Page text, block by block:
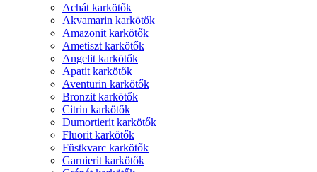
Achát karkötők
Akvamarin karkötők
Amazonit karkötők
Ametiszt karkötők
Angelit karkötők
Apatit karkötők
Aventurin karkötők
Bronzit karkötők
Citrin karkötők
Dumortierit karkötők
Fluorit karkötők
Füstkvarc karkötők
Garnierit karkötők